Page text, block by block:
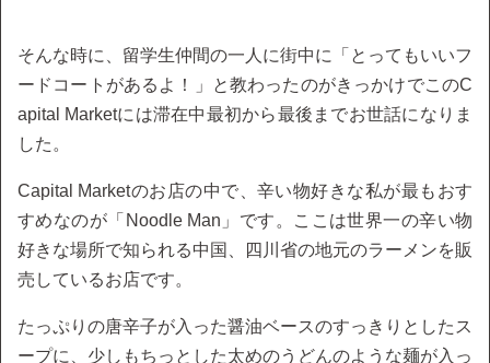
そんな時に、留学生仲間の一人に街中に「とってもいいフ
ードコートがあるよ！」と教わったのがきっかけでこのC
apital Marketには滞在中最初から最後までお世話になりま
した。
Capital Marketのお店の中で、辛い物好きな私が最もおす
すめなのが「Noodle Man」です。ここは世界一の辛い物
好きな場所で知られる中国、四川省の地元のラーメンを販
売しているお店です。
たっぷりの唐辛子が入った醤油ベースのすっきりとしたス
ープに、少しもちっとした太めのうどんのような麺が入っ